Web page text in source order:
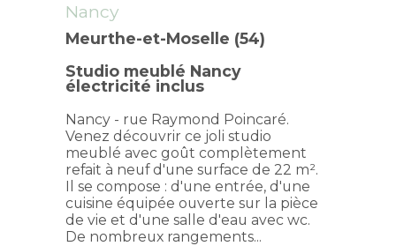
Nancy
Meurthe-et-Moselle (54)
Studio meublé Nancy
électricité inclus
Nancy - rue Raymond Poincaré.
Venez découvrir ce joli studio
meublé avec goût complètement
refait à neuf d'une surface de 22 m².
Il se compose : d'une entrée, d'une
cuisine équipée ouverte sur la pièce
de vie et d'une salle d'eau avec wc.
De nombreux rangements...